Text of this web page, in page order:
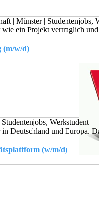
| Münster | Studentenjobs,
ein Projekt vertraglich
(m/w/d)
Studentenjobs, Werkstudent
Deutschland und Europa.
(w/m/d)